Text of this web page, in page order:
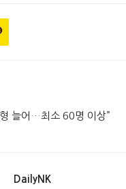
늘어…최소 60명 이상”
DailyNK